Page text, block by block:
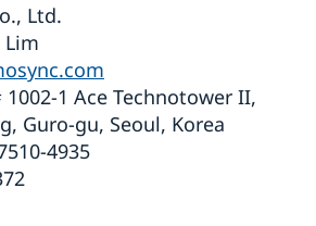
Ltd.
Lim
1 Ace Technotower II,
Guro-gu, Seoul, Korea
4935